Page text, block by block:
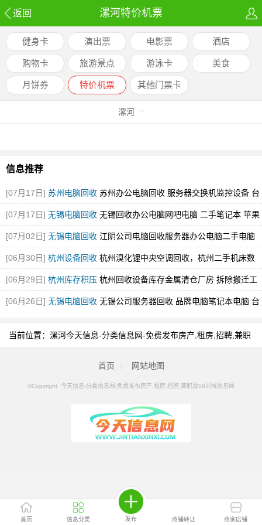
返回 漯河特价机票
首页 信息分类 发布 商铺转让 商家店铺
健身卡 演出票 电影票 酒店
购物卡 旅游景点 游泳卡 美食
月饼券 特价机票
其他门票卡
劵
漯河
信息推荐
[07月17日] 苏州电脑回收 苏州办公电脑回收 服务器交换机监控设备 台
式电脑苹果电脑笔记
[07月17日] 无锡电脑回收 无锡回收办公电脑网吧电脑 二手笔记本 苹果
电脑[图]
[07月02日] 无锡电脑回收 江阴公司电脑回收服务器办公电脑二手电脑
led拼接屏[图]
[06月30日] 杭州设备回收 杭州溴化锂中央空调回收，杭州二手机床数
控设备回收[图]
[06月29日] 杭州库存积压 杭州回收设备库存金属清仓厂房 拆除搬迁工
厂设备回收[图]
[06月26日] 无锡电脑回收 无锡公司服务器回收 品牌电脑笔记本电脑 台
当前位置： 漯河今天信息-分类信息网-免费发布房产,租房,招聘,兼职
首页 网站地图
©Copyright 今天信息-分类信息网-免费发布房产,租房,招聘,兼职及58同城信息网